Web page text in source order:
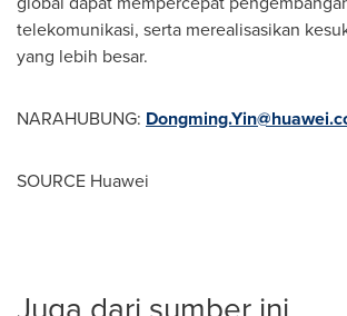
telekomunikasi, serta merealisasikan
yang lebih besar.
NARAHUBUNG:
SOURCE Huawei